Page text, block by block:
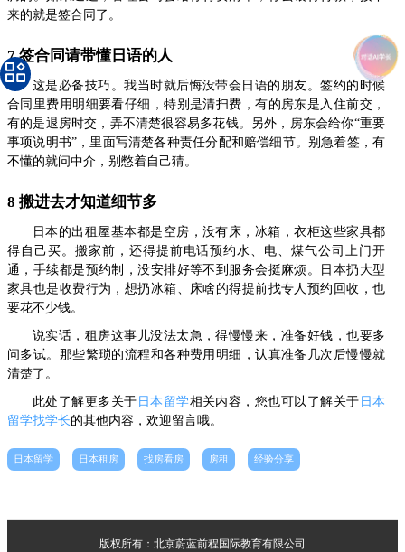
来的就是签合同了。
7 签合同请带懂日语的人
这是必备技巧。我当时就后悔没带会日语的朋友。签约的时候
合同里费用明细要看仔细，特别是清扫费，有的房东是入住前交，
有的是退房时交，弄不清楚很容易多花钱。另外，房东会给你“重要
事项说明书”，里面写清楚各种责任分配和赔偿细节。别急着签，有
不懂的就问中介，别憋着自己猜。
8 搬进去才知道细节多
日本的出租屋基本都是空房，没有床，冰箱，衣柜这些家具都
得自己买。搬家前，还得提前电话预约水、电、煤气公司上门开
通，手续都是预约制，没安排好等不到服务会挺麻烦。日本扔大型
家具也是收费行为，想扔冰箱、床啥的得提前找专人预约回收，也
要花不少钱。
说实话，租房这事儿没法太急，得慢慢来，准备好钱，也要多
问多试。那些繁琐的流程和各种费用明细，认真准备几次后慢慢就
清楚了。
此处了解更多关于 日本留学相关内容，您也可以了解关于 日本
留学找学长的其他内容，欢迎留言哦。
日本留学 日本租房 找房看房 房租 经验分享
版权所有：北京蔚蓝前程国际教育有限公司